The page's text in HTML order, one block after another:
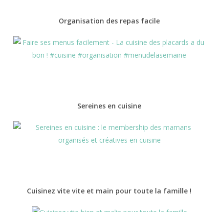
Organisation des repas facile
Sereines en cuisine
Cuisinez vite vite et main pour toute la famille !